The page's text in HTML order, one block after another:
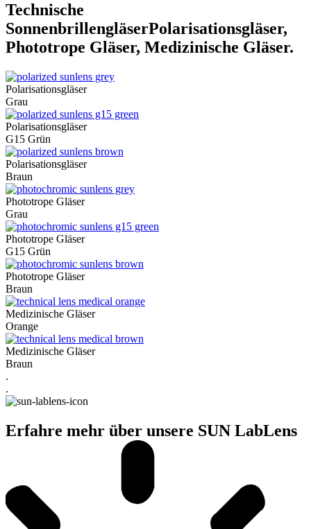
Technische
SonnenbrillengläserPolarisationsgläser,
Phototrope Gläser, Medizinische Gläser.
Polarisationsgläser
Grau
Polarisationsgläser
G15 Grün
Polarisationsgläser
Braun
Phototrope Gläser
Grau
Phototrope Gläser
G15 Grün
Phototrope Gläser
Braun
Medizinische Gläser
Orange
Medizinische Gläser
Braun
.
.
Erfahre mehr über unsere SUN LabLens